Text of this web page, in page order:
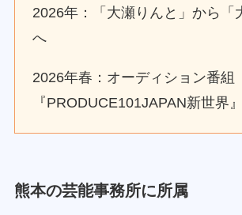
2026年：「大瀬りんと」から「
へ
2026年春：オーディション番組
『PRODUCE101JAPAN新世界
熊本の芸能事務所に所属